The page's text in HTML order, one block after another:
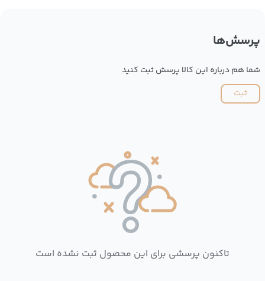
پرسش‌ها
شما هم درباره این کالا پرسش ثبت کنید
ثبت
تاکنون پرسشی برای این محصول ثبت نشده است